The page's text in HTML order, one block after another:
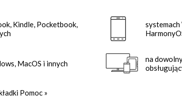
Kindle, Pocketbook,
MacOS i innych
systemach
na
Pomoc »